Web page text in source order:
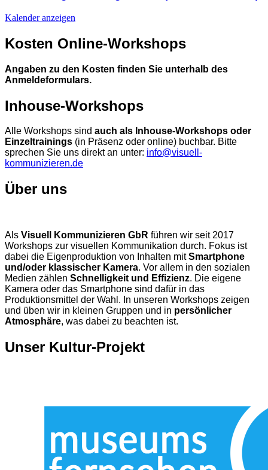
Kalender anzeigen
Kosten Online-Workshops
Angaben zu den Kosten finden Sie unterhalb des
Anmeldeformulars.
Inhouse-Workshops
Alle Workshops sind auch als Inhouse-Workshops oder
Einzeltrainings (in Präsenz oder online) buchbar. Bitte
sprechen Sie uns direkt an unter: info@visuell-
kommunizieren.de
Über uns
Als Visuell Kommunizieren GbR führen wir seit 2017
Workshops zur visuellen Kommunikation durch. Fokus ist
dabei die Eigenproduktion von Inhalten mitSmartphone
und/oder klassischer Kamera. Vor allem in den sozialen
Medien zählen Schnelligkeit und Effizienz. Die eigene
Kamera oder das Smartphone sind dafür in das
Produktionsmittel der Wahl. In unseren Workshops zeigen
und üben wir in kleinen Gruppen und in persönlicher
Atmosphäre, was dabei zu beachten ist.
Unser Kultur-Projekt